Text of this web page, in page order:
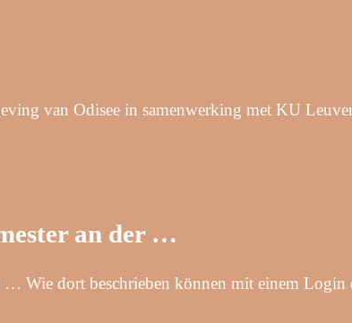
van Odisee in samenwerking met KU
an der …
Wie dort beschrieben können mit einem Login